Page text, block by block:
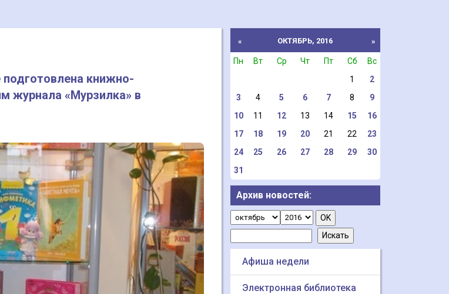
книжно-
журнала «Мурзилка» в
« ОКТЯБРЬ, 2016 »
Пн Вт Ср Чт Пт Сб
Вс
1
2
3
4 5 6 7 8
9
10
11 12 13 14 15
16
17
18 19 20 21 22
23
24
25 26 27 28 29
30
31
Архив новостей:
Афиша недели
Электронная библиотека